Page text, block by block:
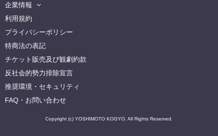
企業情報
利用規約
プライバシーポリシー
特商法の表記
チケット販売及び観劇約款
反社会的勢力排除宣言
推奨環境・セキュリティ
FAQ・お問い合わせ
Copyright (c) YOSHIMOTO KOGYO. All Rights Reserved.